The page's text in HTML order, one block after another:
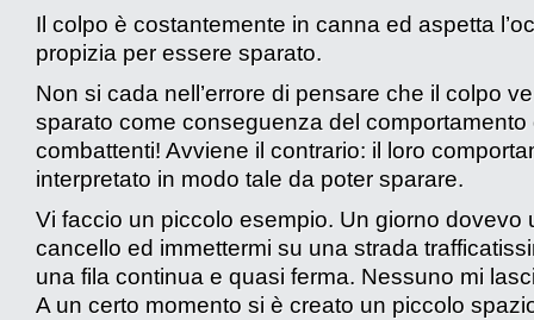
Il colpo è costantemente in canna ed aspetta
propizia per essere sparato.
Non si cada nell’errore di pensare che il colpo
sparato come conseguenza del comportamento
combattenti! Avviene il contrario: il loro
interpretato in modo tale da poter sparare.
Vi faccio un piccolo esempio. Un giorno dovevo
cancello ed immettermi su una strada
una fila continua e quasi ferma. Nessuno mi
A un certo momento si è creato un piccolo